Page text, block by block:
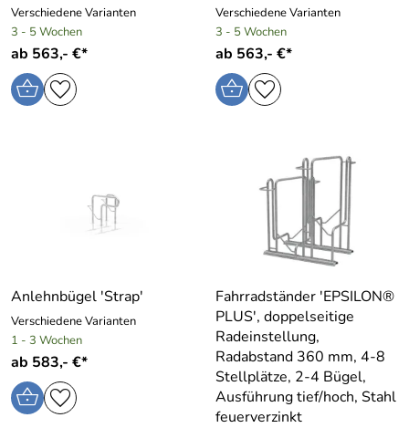
Verschiedene Varianten
3 - 5 Wochen
ab 563,- €*
Verschiedene Varianten
3 - 5 Wochen
ab 563,- €*
Anlehnbügel ′Strap′
Verschiedene Varianten
1 - 3 Wochen
ab 583,- €*
Fahrradständer ′EPSILON®
PLUS′, doppelseitige
Radeinstellung,
Radabstand 360 mm, 4-8
Stellplätze, 2-4 Bügel,
Ausführung tief/hoch, Stahl
feuerverzinkt